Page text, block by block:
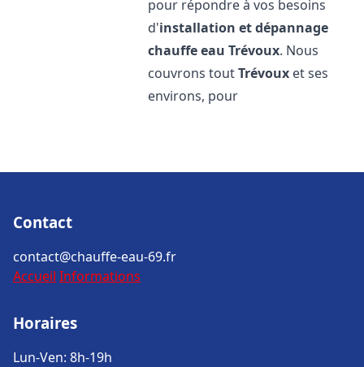
pour répondre à vos besoins
d'installation et dépannage
chauffe eau Trévoux. Nous
couvrons toutTrévoux et ses
environs, pour
Contact
contact@chauffe-eau-69.fr
Accueil Informations
Horaires
Lun-Ven: 8h-19h